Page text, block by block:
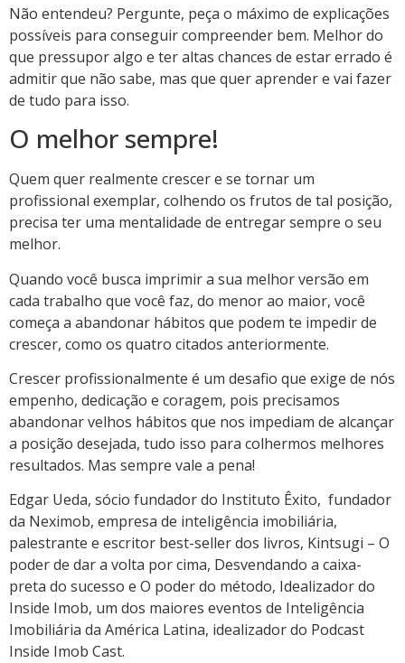
Não entendeu? Pergunte, peça o máximo de explicações
possíveis para conseguir compreender bem. Melhor do
que pressupor algo e ter altas chances de estar errado é
admitir que não sabe, mas que quer aprender e vai fazer
de tudo para isso.
O melhor sempre!
Quem quer realmente crescer e se tornar um
profissional exemplar, colhendo os frutos de tal posição,
precisa ter uma mentalidade de entregar sempre o seu
melhor.
Quando você busca imprimir a sua melhor versão em
cada trabalho que você faz, do menor ao maior, você
começa a abandonar hábitos que podem te impedir de
crescer, como os quatro citados anteriormente.
Crescer profissionalmente é um desafio que exige de nós
empenho, dedicação e coragem, pois precisamos
abandonar velhos hábitos que nos impediam de alcançar
a posição desejada, tudo isso para colhermos melhores
resultados. Mas sempre vale a pena!
Edgar Ueda, sócio fundador do Instituto Êxito, fundador
da Neximob, empresa de inteligência imobiliária,
palestrante e escritor best-seller dos livros, Kintsugi – O
poder de dar a volta por cima, Desvendando a caixa-
preta do sucesso e O poder do método, Idealizador do
Inside Imob, um dos maiores eventos de Inteligência
Imobiliária da América Latina, idealizador do Podcast
Inside Imob Cast.